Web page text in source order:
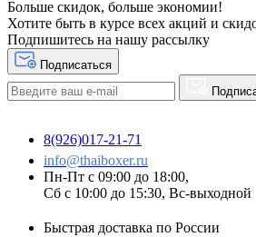
Больше скидок, больше экономии!
Хотите быть в курсе всех акций и
Подпишитесь на нашу рассылку
Подписаться
8(926)017-21-71
info@thaiboxer.ru
Пн-Пт с 09:00 до 18:00,
Сб с 10:00 до 15:30, Вс-выходной
Быстрая доставка по России